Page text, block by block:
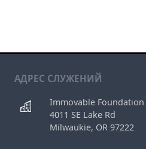
АДРЕС СЛУЖЕНИЙ
Immovable Foundation
4011 SE Lake Rd
Milwaukie, OR 97222